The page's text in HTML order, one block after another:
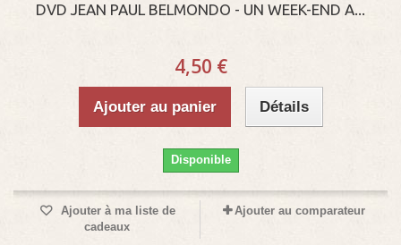
DVD JEAN PAUL BELMONDO - UN WEEK-END A...
4,50 €
Ajouter au panier Détails
Disponible
Ajouter à ma liste de
cadeaux
Ajouter au comparateur